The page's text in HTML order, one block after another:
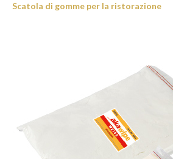
Scatola di gomme per la ristorazione